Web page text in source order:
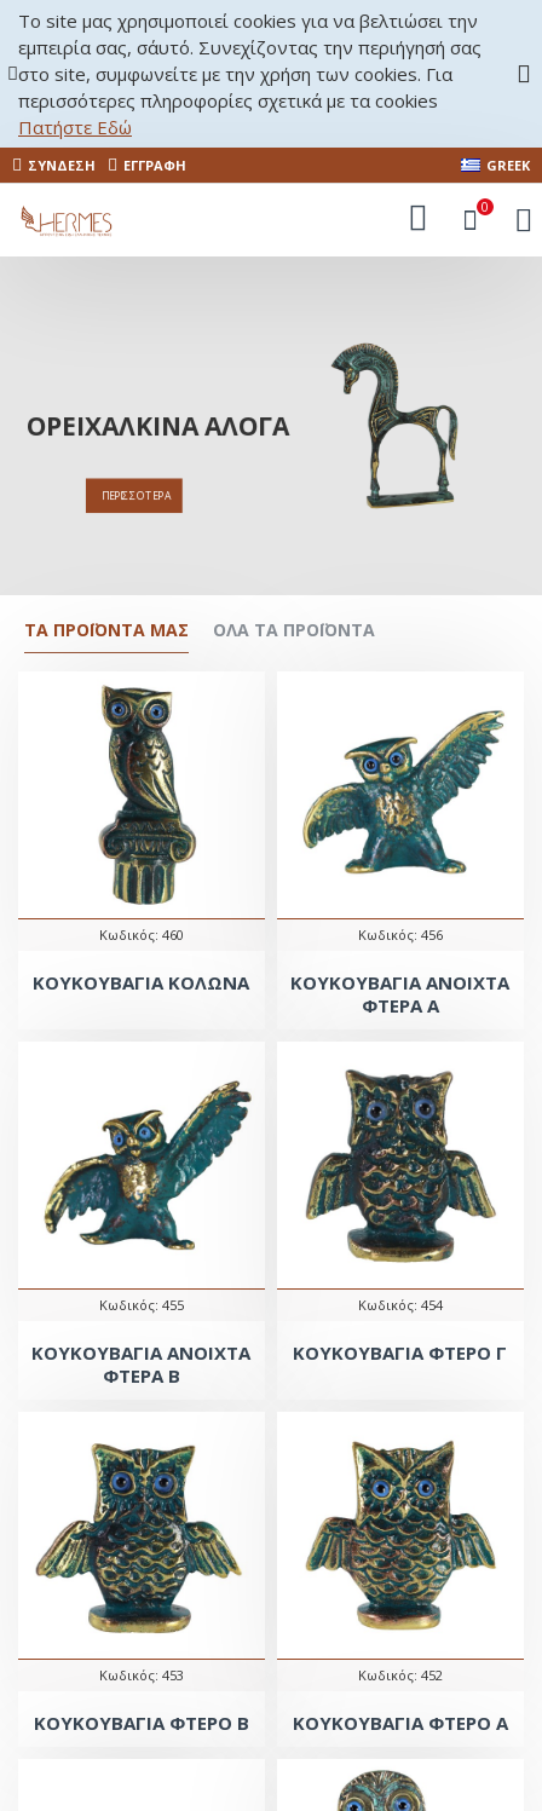
Το site μας χρησιμοποιεί cookies για να βελτιώσει την
εμπειρία σας, σ΄αυτό. Συνεχίζοντας την περιήγησή σας
στο site, συμφωνείτε με την χρήση των cookies. Για
περισσότερες πληροφορίες σχετικά με τα cookies
Πατήστε Εδώ
ΣΎΝΔΕΣΗ ΕΓΓΡΑΦΉ GREEK
0
ΟΡΕΙΧΆΛΚΙΝΑ ΆΛΟΓΑ
ΠΕΡΙΣΣΌΤΕΡΑ
ΤΑ ΠΡΟΪΌΝΤΑ ΜΑΣ ΌΛΑ ΤΑ ΠΡΟΪΟΝΤΑ
Κωδικός: 460
ΚΟΥΚΟΥΒΑΓΙΑ ΚΟΛΩΝΑ
Κωδικός: 456
ΚΟΥΚΟΥΒΑΓΙΑ ΑΝΟΙΧΤΑ
ΦΤΕΡΑ Α
Κωδικός: 455
ΚΟΥΚΟΥΒΑΓΙΑ ΑΝΟΙΧΤΑ
ΦΤΕΡΑ Β
Κωδικός: 454
ΚΟΥΚΟΥΒΑΓΙΑ ΦΤΕΡΟ Γ
Κωδικός: 453
ΚΟΥΚΟΥΒΑΓΙΑ ΦΤΕΡΟ Β
Κωδικός: 452
ΚΟΥΚΟΥΒΑΓΙΑ ΦΤΕΡΟ Α